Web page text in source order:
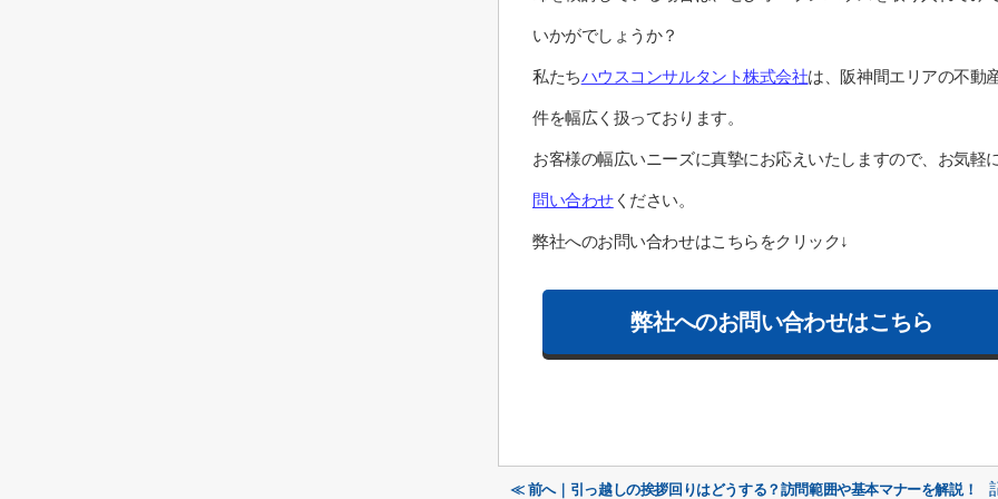
いかがでしょうか？
私たちハウスコンサルタント株式会社は、阪神間エリアの不動
件を幅広く扱っております。
お客様の幅広いニーズに真摯にお応えいたしますので、お気軽
問い合わせください。
弊社へのお問い合わせはこちらをクリック↓
弊社へのお問い合わせはこちら
≪ 前へ｜引っ越しの挨拶回りはどうする？訪問範囲や基本マナーを解説！